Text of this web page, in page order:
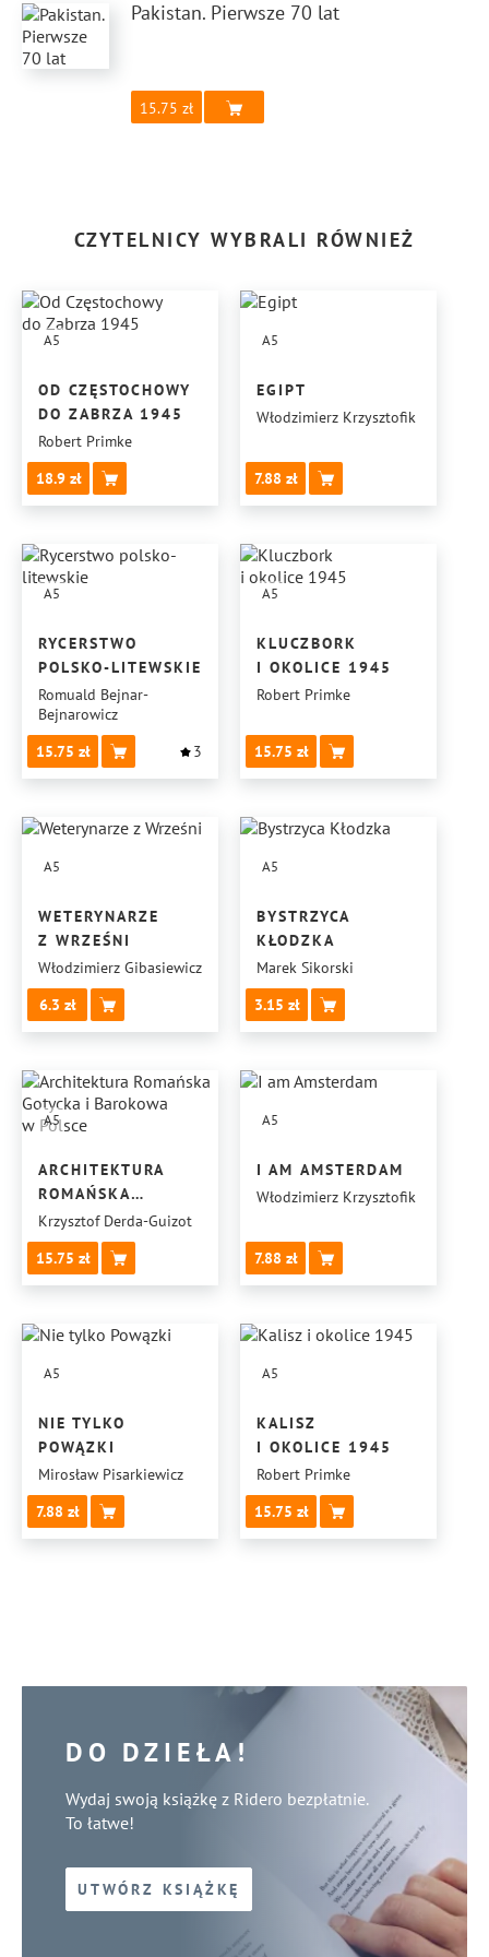
Pakistan. Pierwsze 70 lat
15.75
CZYTELNICY WYBRALI RÓWNIEŻ
A5
OD CZĘSTOCHOWY
DO ZABRZA 1945
Robert Primke
18.9
A5
EGIPT
Włodzimierz Krzysztofik
7.88
A5
RYCERSTWO
POLSKO-LITEWSKIE
Romuald Bejnar-
Bejnarowicz
15.75
3
A5
KLUCZBORK
I OKOLICE 1945
Robert Primke
15.75
A5
WETERYNARZE
Z WRZEŚNI
Włodzimierz Gibasiewicz
6.3
A5
BYSTRZYCA
KŁODZKA
Marek Sikorski
3.15
A5
ARCHITEKTURA
ROMAŃSKA
GOTYCKA
I BAROKOWA
W POLSCE
Krzysztof Derda-Guizot
15.75
A5
I AM AMSTERDAM
Włodzimierz Krzysztofik
7.88
A5
NIE TYLKO
POWĄZKI
Mirosław Pisarkiewicz
7.88
A5
KALISZ
I OKOLICE 1945
Robert Primke
15.75
DO DZIEŁA!
Wydaj swoją książkę z Ridero bezpłatnie.
To łatwe!
UTWÓRZ KSIĄŻKĘ